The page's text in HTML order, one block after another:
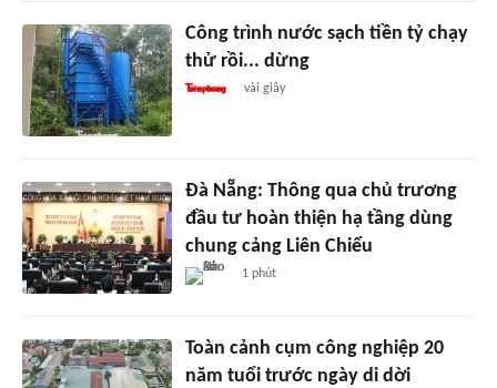
Công trình nước sạch tiền tỷ chạy
thử rồi... dừng
vài giây
Đà Nẵng: Thông qua chủ trương
đầu tư hoàn thiện hạ tầng dùng
chung cảng Liên Chiểu
1 phút
Toàn cảnh cụm công nghiệp 20
năm tuổi trước ngày di dời